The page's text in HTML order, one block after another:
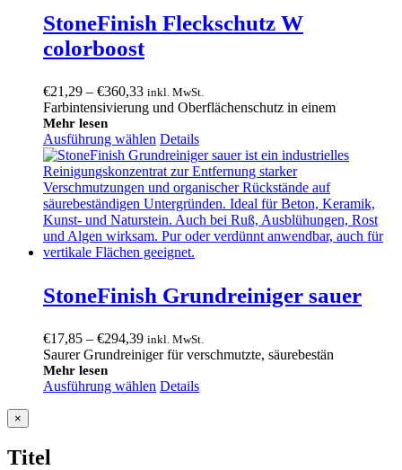
StoneFinish Fleckschutz W
colorboost
€21,29 – €360,33Preisspanne:
€21,29
€360,33
inkl. MwSt.
Farbintensivierung und Oberflächenschutz in einem
Mehr lesen
Ausführung wählen Details
StoneFinish Grundreiniger sauer
€17,85 – €294,39Preisspanne:
€17,85
€294,39
inkl. MwSt.
Saurer Grundreiniger für verschmutzte, säurebestän
Mehr lesen
Ausführung wählen Details
Close
product
view
×
Titel